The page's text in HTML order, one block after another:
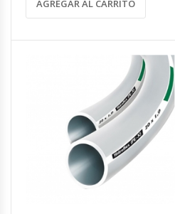
AGREGAR AL CARRITO